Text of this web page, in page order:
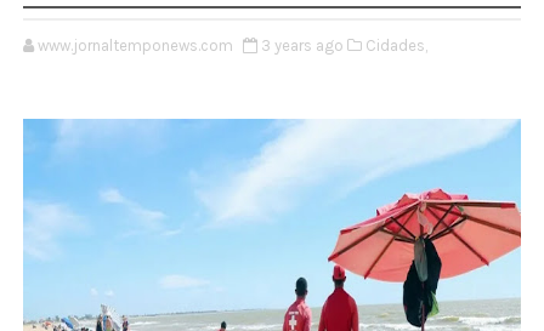
www.jornaltemponews.com 3 years ago Cidades,